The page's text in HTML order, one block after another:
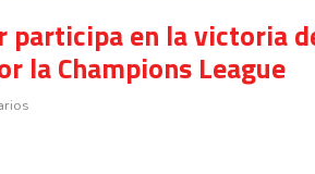
participa en la victoria
la Champions League